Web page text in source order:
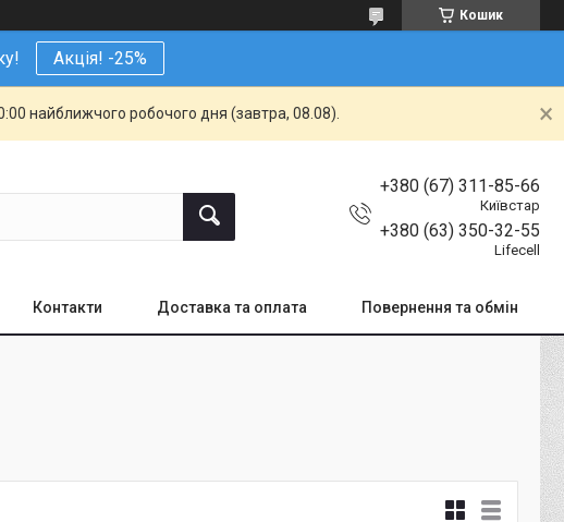
Кошик
Акція! -25%
найближчого робочого дня (завтра, 08.08).
+380 (67) 311-85-66
Київстар
+380 (63) 350-32-55
Lifecell
Контакти Доставка та оплата Повернення та обмін